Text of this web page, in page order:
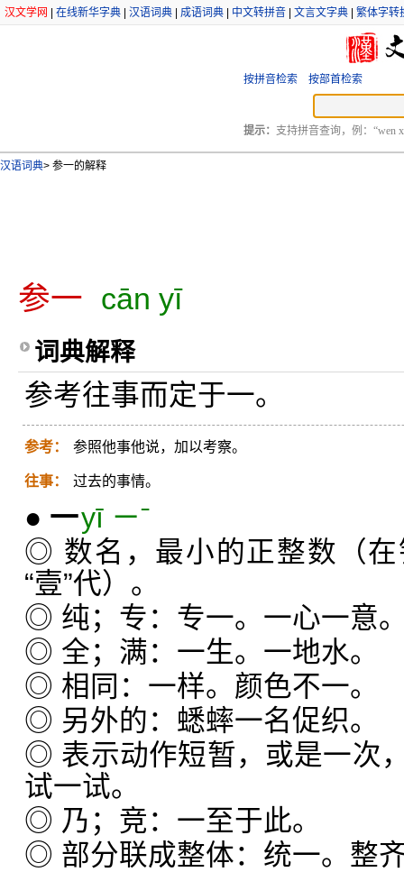
汉文学网 在线新华字典 汉语词典 成语词典 中文转拼音 文言文字典 繁体字转
按拼音检索 按部首检索
提示： 支持拼音查询，例：“wen
汉语词典> 参一的解释
参一 cān yī
词典解释
参考往事而定于一。
参考： 参照他事他说，加以考察。
往事： 过去的事情。
● 一yī ㄧˉ
◎ 数名，最小的正整数（
“壹”代）。
◎ 纯；专：专一。一心一意
◎ 全；满：一生。一地水。
◎ 相同：一样。颜色不一。
◎ 另外的：蟋蟀一名促织。
◎ 表示动作短暂，或是一次
试一试。
◎ 乃；竞：一至于此。
◎ 部分联成整体：统一。整